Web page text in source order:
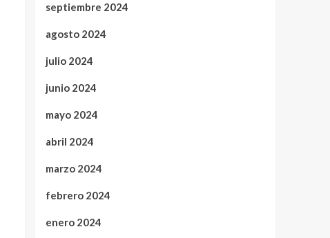
septiembre 2024
agosto 2024
julio 2024
junio 2024
mayo 2024
abril 2024
marzo 2024
febrero 2024
enero 2024